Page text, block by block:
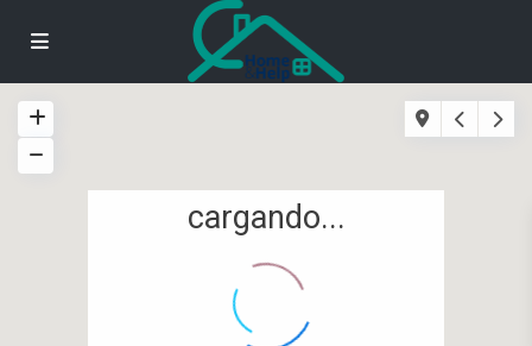
cargando...